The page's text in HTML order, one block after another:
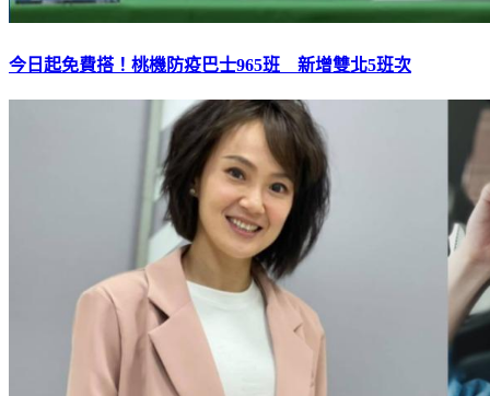
今日起免費搭！桃機防疫巴士965班 新增雙北5班次